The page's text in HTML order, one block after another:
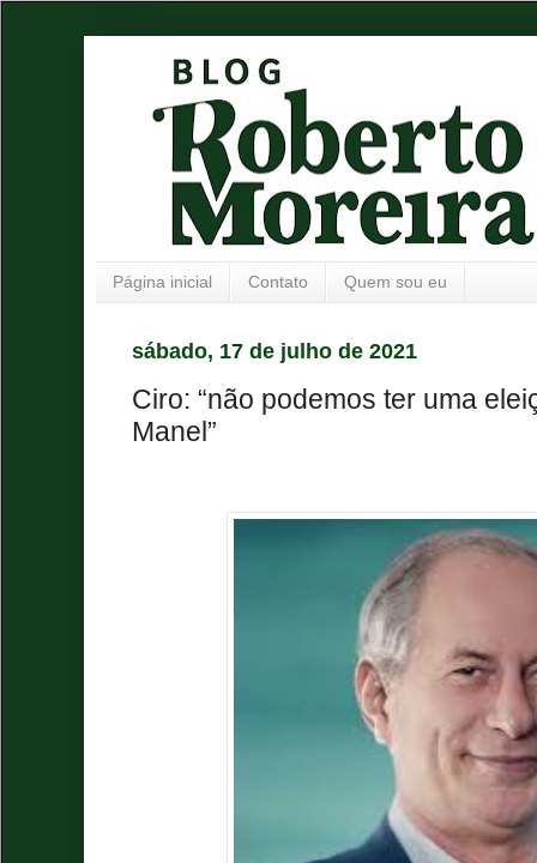
Página inicial Contato Quem sou eu
sábado, 17 de julho de 2021
Ciro: “não podemos ter uma
Manel”